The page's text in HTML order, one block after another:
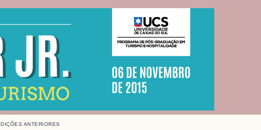
ANTERIORES